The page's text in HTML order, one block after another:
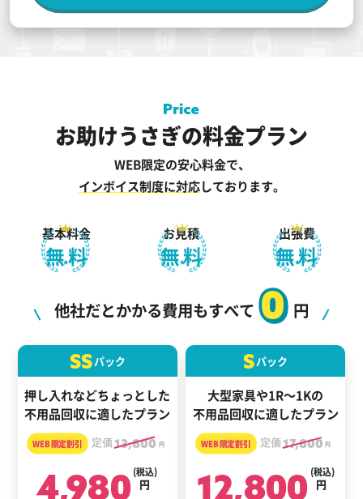
お助けうさぎの料金プラン
WEB限定の安心料金で、
インボイス制度に対応しております。
基本料金
無料
お見積
無料
出張費
無料
他社だとかかる費用もすべて
0
円
SSパック
押し入れなどちょっとした
不用品回収に適したプラン
定価13,800 円
4,980 円
(税込)
Sパック
大型家具や1R～1Kの
不用品回収に適したプラン
定価17,800 円
12,800 円
(税込)